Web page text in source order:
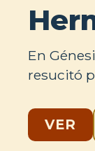
En
resucitó
VER